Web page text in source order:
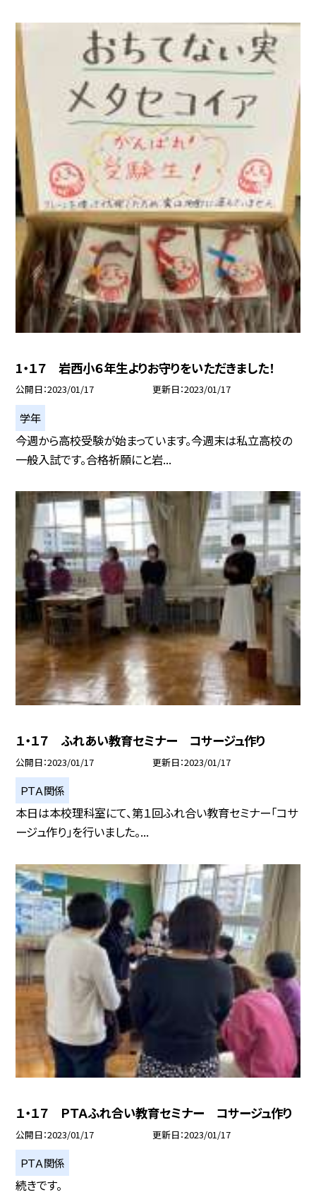
1・１７ 岩西小６年生よりお守りをいただきました！
公開日 2023/01/17 更新日 2023/01/17
学年
今週から高校受験が始まっています。今週末は私立高校の
一般入試です。合格祈願にと岩...
１・１７ ふれあい教育セミナー コサージュ作り
公開日 2023/01/17 更新日 2023/01/17
ＰＴＡ関係
本日は本校理科室にて、第１回ふれ合い教育セミナー「コサ
ージュ作り」を行いました。...
１・１７ ＰＴＡふれ合い教育セミナー コサージュ作り
公開日 2023/01/17 更新日 2023/01/17
ＰＴＡ関係
続きです。